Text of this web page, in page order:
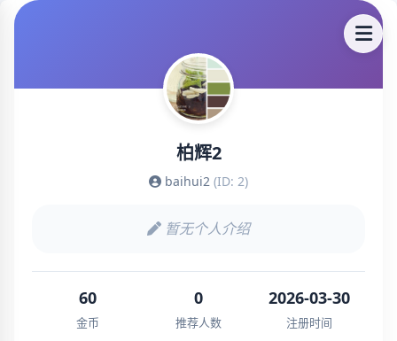
柏辉2
baihui2 (ID: 2)
暂无个人介绍
60
金币
0
推荐人数
2026-03-30
注册时间